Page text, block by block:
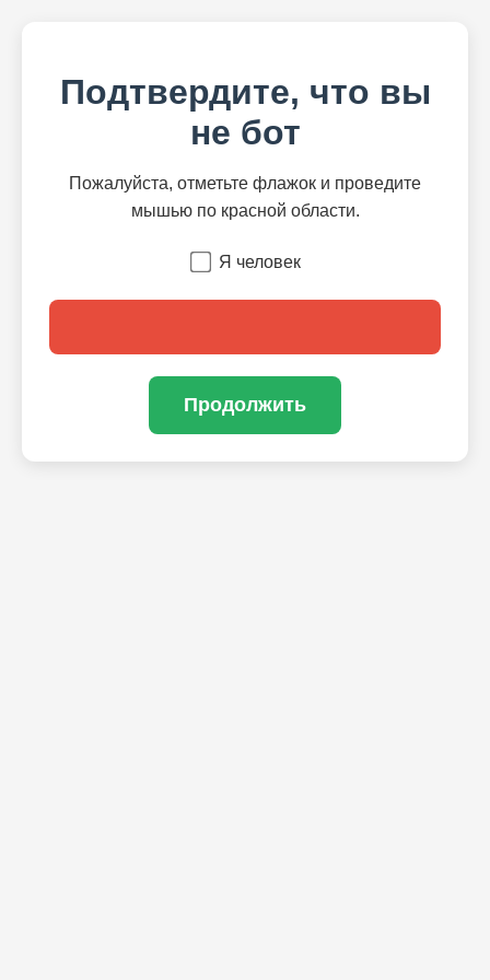
Подтвердите, что вы
не бот
Пожалуйста, отметьте флажок и проведите
мышью по красной области.
Я человек
Продолжить